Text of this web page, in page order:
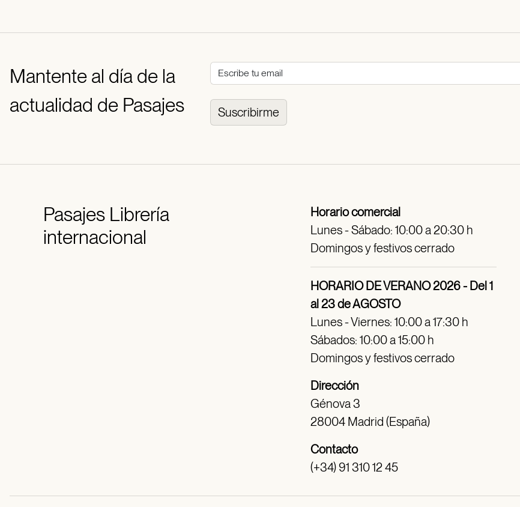
Mantente al día de la
actualidad de Pasajes
Suscribirme
PasajesLibrería
internacional
Horario comercial
Lunes - Sábado: 10:00 a 20:30 h
Domingos y festivos cerrado
HORARIO DE VERANO 2026 - Del 1
al 23 de AGOSTO
Lunes - Viernes: 10:00 a 17:30 h
Sábados: 10:00 a 15:00 h
Domingos y festivos cerrado
Dirección
Génova 3
28004 Madrid (España)
Contacto
(+34) 91 310 12 45